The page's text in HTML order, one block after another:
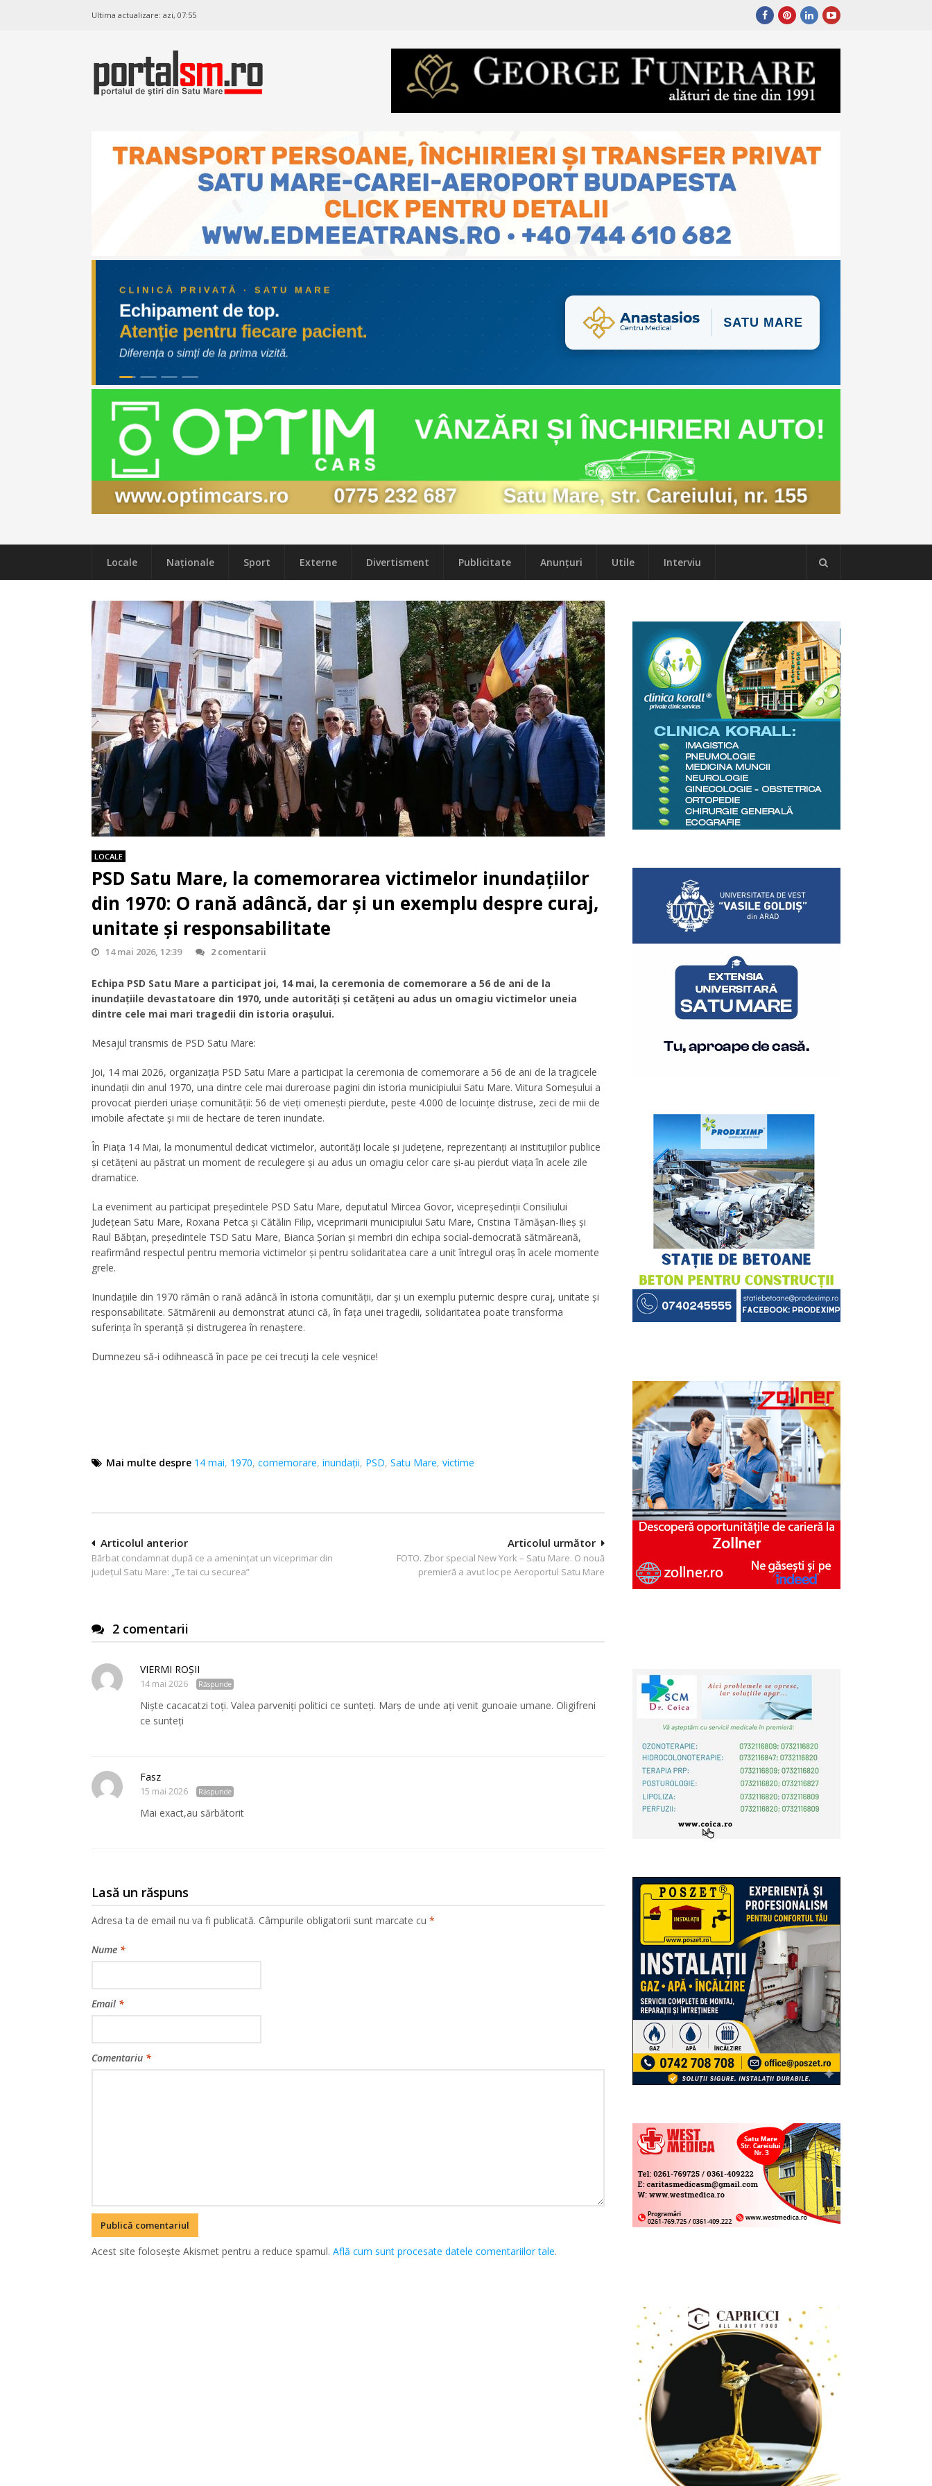
Ultima actualizare: azi, 07:55
Locale Naţionale Sport Externe Divertisment Publicitate Anunțuri Utile Interviu
LOCALE
PSD Satu Mare, la comemorarea victimelor inundațiilor
din 1970: O rană adâncă, dar și un exemplu despre curaj,
unitate și responsabilitate
14 mai 2026, 12:39 2 comentarii
Echipa PSD Satu Mare a participat joi, 14 mai, la ceremonia de comemorare a 56 de ani de la
inundațiile devastatoare din 1970, unde autorități și cetățeni au adus un omagiu victimelor uneia
dintre cele mai mari tragedii din istoria orașului.
Mesajul transmis de PSD Satu Mare:
Joi, 14 mai 2026, organizația PSD Satu Mare a participat la ceremonia de comemorare a 56 de ani de la tragicele
inundații din anul 1970, una dintre cele mai dureroase pagini din istoria municipiului Satu Mare. Viitura Someșului a
provocat pierderi uriașe comunității: 56 de vieți omenești pierdute, peste 4.000 de locuințe distruse, zeci de mii de
imobile afectate și mii de hectare de teren inundate.
În Piața 14 Mai, la monumentul dedicat victimelor, autorități locale și județene, reprezentanți ai instituțiilor publice
și cetățeni au păstrat un moment de reculegere și au adus un omagiu celor care și-au pierdut viața în acele zile
dramatice.
La eveniment au participat președintele PSD Satu Mare, deputatul Mircea Govor, vicepreședinții Consiliului
Județean Satu Mare, Roxana Petca și Cătălin Filip, viceprimarii municipiului Satu Mare, Cristina Tămășan-Ilieș și
Raul Băbțan, președintele TSD Satu Mare, Bianca Șorian și membri din echipa social-democrată sătmăreană,
reafirmând respectul pentru memoria victimelor și pentru solidaritatea care a unit întregul oraș în acele momente
grele.
Inundațiile din 1970 rămân o rană adâncă în istoria comunității, dar și un exemplu puternic despre curaj, unitate și
responsabilitate. Sătmărenii au demonstrat atunci că, în fața unei tragedii, solidaritatea poate transforma
suferința în speranță și distrugerea în renaștere.
Dumnezeu să-i odihnească în pace pe cei trecuți la cele veșnice!
Mai multe despre 14 mai, 1970, comemorare, inundații, PSD, Satu Mare, victime
Navigare
în
Articolul următor
FOTO. Zbor special New York – Satu Mare. O nouă
premieră a avut loc pe Aeroportul Satu Mare
Articolul anterior
Bărbat condamnat după ce a amenințat un viceprimar din
județul Satu Mare: „Te tai cu securea”
2 comentarii
VIERMI ROȘII
14 mai 2026 Răspunde
Niște cacacatzi toți. Valea parveniți politici ce sunteți. Marș de unde ați venit gunoaie umane. Oligifreni
ce sunteți
Fasz
15 mai 2026 Răspunde
Mai exact,au sărbătorit
Lasă un răspuns
Adresa ta de email nu va fi publicată. Câmpurile obligatorii sunt marcate cu *
Nume *
Email *
Comentariu *
Acest site folosește Akismet pentru a reduce spamul. Află cum sunt procesate datele comentariilor tale.